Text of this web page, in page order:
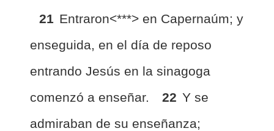
21 Entraron<***> en Capernaúm; y
enseguida, en el día de reposo
entrando Jesús en la sinagoga
comenzó a enseñar.
22 Y se
admiraban de su enseñanza;